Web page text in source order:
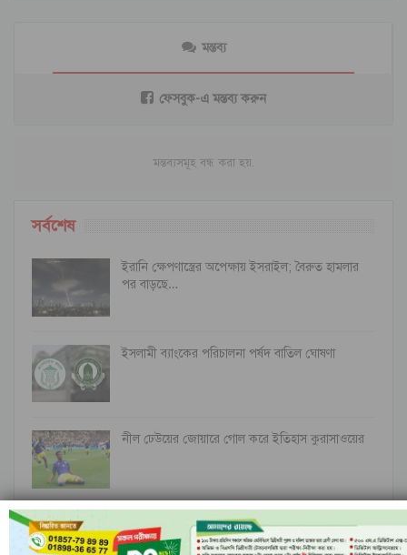
মন্তব্য
ফেসবুক-এ মন্তব্য করুন
মন্তব্যসমূহ বন্ধ করা হয়.
সর্বশেষ
ইরানি ক্ষেপণাস্ত্রের অপেক্ষায় ইসরাইল; বৈরুত হামলার
পর বাড়ছে…
ইসলামী ব্যাংকের পরিচালনা পর্ষদ বাতিল ঘোষণা
নীল ঢেউয়ের জোয়ারে গোল করে ইতিহাস কুরাসাওয়ের
রাঙামাটির বরকলে নৌকাডুবি, নিখোঁজ ১